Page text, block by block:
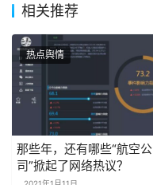
相关推荐
热点舆情
那些年，还有哪些“航空公
司”掀起了网络热议？